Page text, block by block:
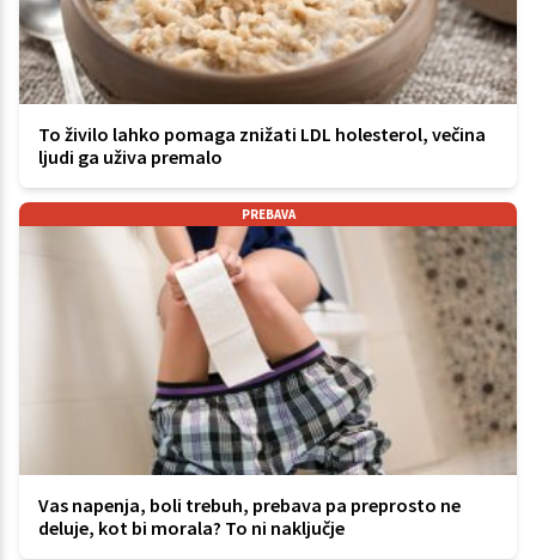
To živilo lahko pomaga znižati LDL holesterol, večina
ljudi ga uživa premalo
PREBAVA
Vas napenja, boli trebuh, prebava pa preprosto ne
deluje, kot bi morala? To ni naključje